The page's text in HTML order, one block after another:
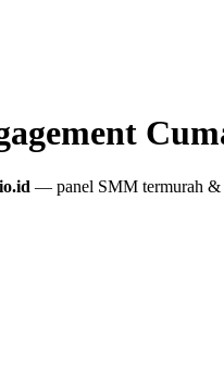
— panel SMM termurah &